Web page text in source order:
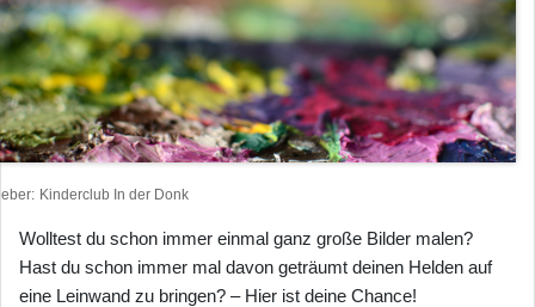
Kinderclub In der Donk
Wolltest du schon immer einmal ganz große Bilder malen?
Hast du schon immer mal davon geträumt deinen Helden auf
eine Leinwand zu bringen? – Hier ist deine Chance!